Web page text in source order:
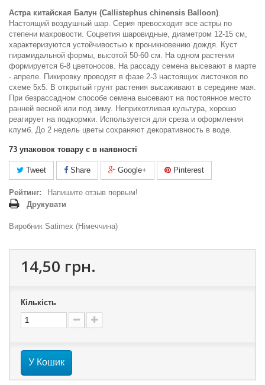
Астра китайская Балун (Callistephus chinensis Balloon).
Настоящий воздушный шар. Серия превосходит все астры по
степени махровости. Соцветия шаровидные, диаметром 12-15 см,
характеризуются устойчивостью к проникновению дождя. Куст
пирамидальной формы, высотой 50-60 см. На одном растении
формируется 6-8 цветоносов. На рассаду семена высевают в марте
- апреле. Пикировку проводят в фазе 2-3 настоящих листочков по
схеме 5x5. В открытый грунт растения высаживают в середине мая.
При безрассадном способе семена высевают на постоянное место
ранней весной или под зиму. Неприхотливая культура, хорошо
реагирует на подкормки. Используется для среза и оформления
клумб. До 2 недель цветы сохраняют декоративность в воде.
73 упаковок товару є в наявності
Tweet Share Google+ Pinterest
Рейтинг:
Напишите отзыв первым!
Друкувати
Виробник Satimex (Німеччина)
14,50 грн.
Кількість
У Кошик